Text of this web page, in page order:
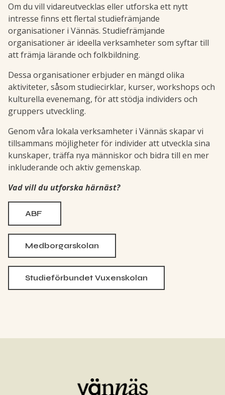
Om du vill vidareutvecklas eller utforska ett nytt
intresse finns ett flertal studiefrämjande
organisationer i Vännäs. Studiefrämjande
organisationer är ideella verksamheter som syftar till
att främja lärande och folkbildning.
Dessa organisationer erbjuder en mängd olika
aktiviteter, såsom studiecirklar, kurser, workshops och
kulturella evenemang, för att stödja individers och
gruppers utveckling.
Genom våra lokala verksamheter i Vännäs skapar vi
tillsammans möjligheter för individer att utveckla sina
kunskaper, träffa nya människor och bidra till en mer
inkluderande och aktiv gemenskap.
Vad vill du utforska härnäst?
ABF
Medborgarskolan
Studieförbundet Vuxenskolan